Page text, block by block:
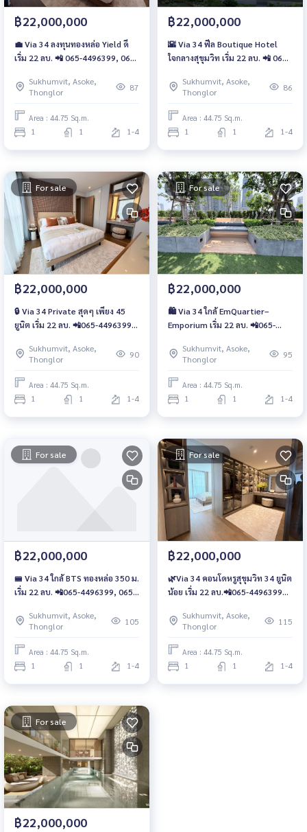
฿22,000,000
💼 Via 34 ลงทุนทองหล่อ Yield ดี
เริ่ม 22 ลบ. 📲 065-4496399, 065-
Sukhumvit, Asoke,
Thonglor
87
Area : 44.75 Sq.m.
1 1 1-4
฿22,000,000
🌇 Via 34 ฟีล Boutique Hotel
ใจกลางสุขุมวิท เริ่ม 22 ลบ. 📲 065-
@wsrcondo
Sukhumvit, Asoke,
Thonglor
86
Area : 44.75 Sq.m.
1 1 1-4
For sale
฿22,000,000
🔒 Via 34 Private สุดๆ เพียง 45
ยูนิต เริ่ม 22 ลบ. 📲065-4496399 ,
Sukhumvit, Asoke,
Thonglor
90
Area : 44.75 Sq.m.
1 1 1-4
For sale
฿22,000,000
🛍 Via 34 ใกล้ EmQuartier–
Emporium เริ่ม 22 ลบ. 📲065-
@wsrcondo
Sukhumvit, Asoke,
Thonglor
95
Area : 44.75 Sq.m.
1 1 1-4
For sale
฿22,000,000
🚝 Via 34 ใกล้ BTS ทองหล่อ 350 ม.
เริ่ม 22 ลบ. 📲065-4496399, 065-
Sukhumvit, Asoke,
Thonglor
105
Area : 44.75 Sq.m.
1 1 1-4
For sale
฿22,000,000
🌿Via 34 คอนโดหรูสุขุมวิท 34 ยูนิต
น้อย เริ่ม 22 ลบ.📲065-4496399
@wsrcondo
Sukhumvit, Asoke,
Thonglor
115
Area : 44.75 Sq.m.
1 1 1-4
For sale
฿22,000,000